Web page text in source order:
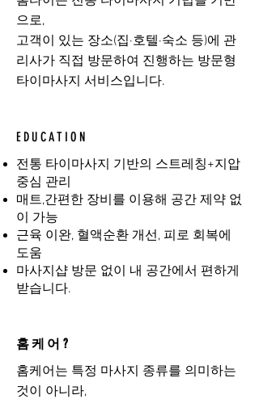
으로,
고객이 있는 장소(집·호텔·숙소 등)에 관
리사가 직접 방문하여 진행하는 방문형
타이마사지 서비스입니다.
EDUCATION
전통 타이마사지 기반의 스트레칭+지압
중심 관리
매트,간편한 장비를 이용해 공간 제약 없
이 가능
근육 이완, 혈액순환 개선, 피로 회복에
도움
마사지샵 방문 없이 내 공간에서 편하게
받습니다.
홈케어?
홈케어는 특정 마사지 종류를 의미하는
것이 아니라,